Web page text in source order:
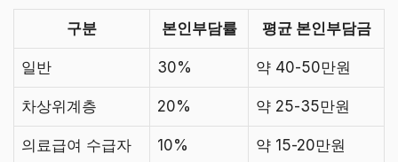
구분 본인부담률 평균 본인부담금
일반 30% 약 40-50만원
차상위계층 20% 약 25-35만원
의료급여 수급자 10% 약 15-20만원